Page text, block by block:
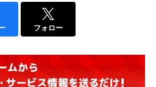
フォロー